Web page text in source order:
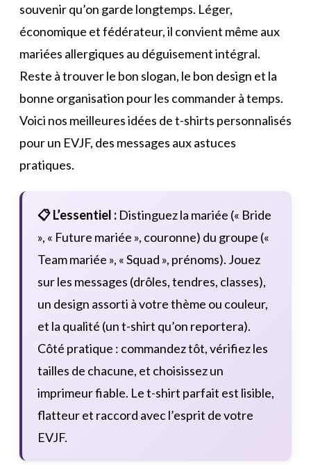
souvenir qu’on garde longtemps. Léger,
économique et fédérateur, il convient même aux
mariées allergiques au déguisement intégral.
Reste à trouver le bon slogan, le bon design et la
bonne organisation pour les commander à temps.
Voici nos meilleures idées de t-shirts personnalisés
pour un EVJF, des messages aux astuces
pratiques.
📋 L’essentiel : Distinguez la mariée (« Bride
», « Future mariée », couronne) du groupe («
Team mariée », « Squad », prénoms). Jouez
sur les messages (drôles, tendres, classes),
un design assorti à votre thème ou couleur,
et la qualité (un t-shirt qu’on reportera).
Côté pratique : commandez tôt, vérifiez les
tailles de chacune, et choisissez un
imprimeur fiable. Le t-shirt parfait est lisible,
flatteur et raccord avec l’esprit de votre
EVJF.